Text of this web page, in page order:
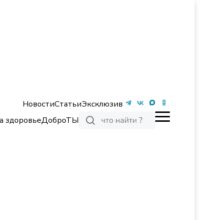
НовостиСтатьиЭксклюзив
здоровьеДоброТЫ